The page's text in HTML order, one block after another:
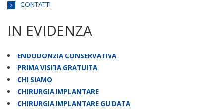
CONTATTI
IN EVIDENZA
ENDODONZIA CONSERVATIVA
PRIMA VISITA GRATUITA
CHI SIAMO
CHIRURGIA IMPLANTARE
CHIRURGIA IMPLANTARE GUIDATA